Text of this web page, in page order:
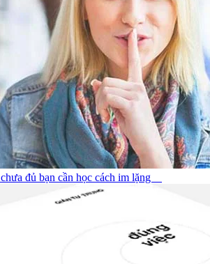
đủ bạn cần học cách im lặng